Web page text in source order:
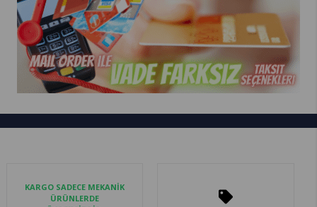
KARGO SADECE MEKANİK
ÜRÜNLERDE